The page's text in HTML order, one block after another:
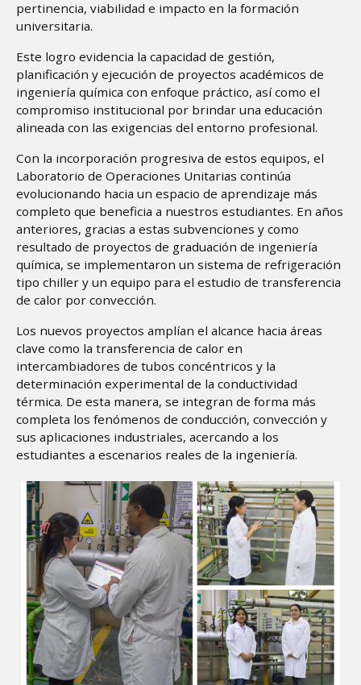
pertinencia, viabilidad e impacto en la formación
universitaria.
Este logro evidencia la capacidad de gestión,
planificación y ejecución de proyectos académicos de
ingeniería química con enfoque práctico, así como el
compromiso institucional por brindar una educación
alineada con las exigencias del entorno profesional.
Con la incorporación progresiva de estos equipos, el
Laboratorio de Operaciones Unitarias continúa
evolucionando hacia un espacio de aprendizaje más
completo que beneficia a nuestros estudiantes. En años
anteriores, gracias a estas subvenciones y como
resultado de proyectos de graduación de ingeniería
química, se implementaron un sistema de refrigeración
tipo chiller y un equipo para el estudio de transferencia
de calor por convección.
Los nuevos proyectos amplían el alcance hacia áreas
clave como la transferencia de calor en
intercambiadores de tubos concéntricos y la
determinación experimental de la conductividad
térmica. De esta manera, se integran de forma más
completa los fenómenos de conducción, convección y
sus aplicaciones industriales, acercando a los
estudiantes a escenarios reales de la ingeniería.
Image